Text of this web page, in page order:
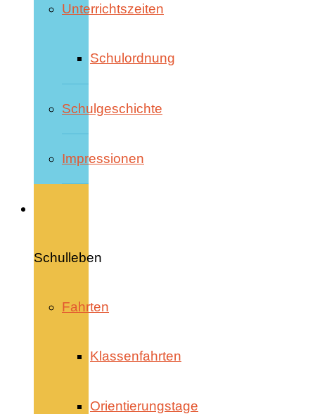
Unterrichtszeiten
Schulordnung
Schulgeschichte
Impressionen
Schulleben
Fahrten
Klassenfahrten
Orientierungstage